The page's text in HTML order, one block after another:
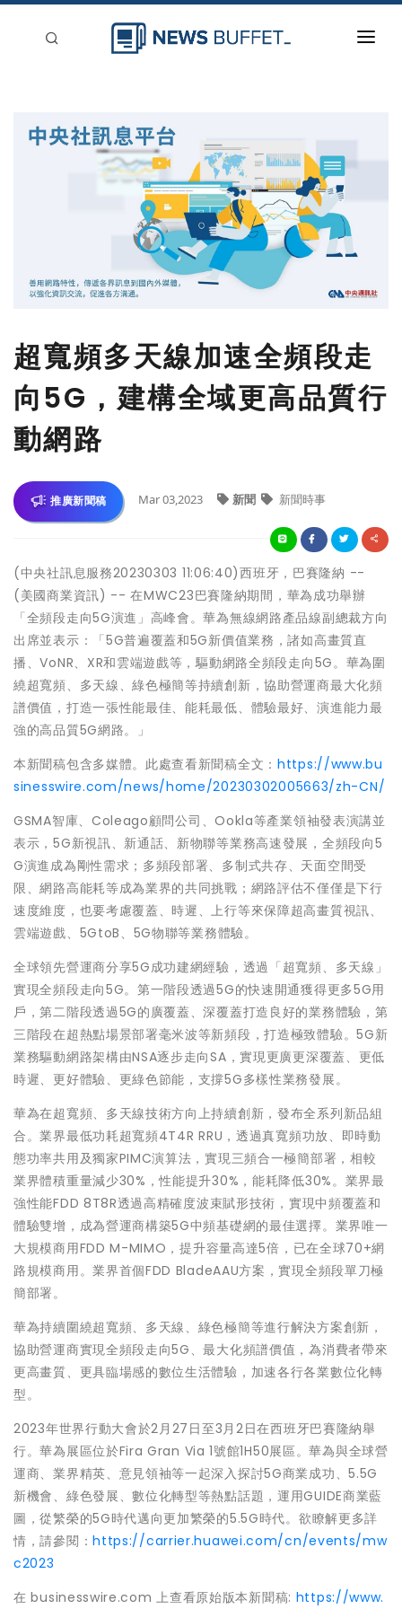
超寬頻多天線加速全頻段走
向5G，建構全域更高品質行
動網路
推廣新聞稿 Mar 03,2023 新聞 新聞時事
(中央社訊息服務20230303 11:06:40)西班牙，巴賽隆納 --
(美國商業資訊) -- 在MWC23巴賽隆納期間，華為成功舉辦
「全頻段走向5G演進」高峰會。華為無線網路產品線副總裁方向
出席並表示：「5G普遍覆蓋和5G新價值業務，諸如高畫質直
播、VoNR、XR和雲端遊戲等，驅動網路全頻段走向5G。華為圍
繞超寬頻、多天線、綠色極簡等持續創新，協助營運商最大化頻
譜價值，打造一張性能最佳、能耗最低、體驗最好、演進能力最
強的高品質5G網路。」
本新聞稿包含多媒體。此處查看新聞稿全文： https://www.bu
sinesswire.com/news/home/20230302005663/zh-CN/
GSMA智庫、Coleago顧問公司、Ookla等產業領袖發表演講並
表示，5G新視訊、新通話、新物聯等業務高速發展，全頻段向5
G演進成為剛性需求；多頻段部署、多制式共存、天面空間受
限、網路高能耗等成為業界的共同挑戰；網路評估不僅僅是下行
速度維度，也要考慮覆蓋、時遲、上行等來保障超高畫質視訊、
雲端遊戲、5GtoB、5G物聯等業務體驗。
全球領先營運商分享5G成功建網經驗，透過「超寬頻、多天線」
實現全頻段走向5G。第一階段透過5G的快速開通獲得更多5G用
戶，第二階段透過5G的廣覆蓋、深覆蓋打造良好的業務體驗，第
三階段在超熱點場景部署毫米波等新頻段，打造極致體驗。5G新
業務驅動網路架構由NSA逐步走向SA，實現更廣更深覆蓋、更低
時遲、更好體驗、更綠色節能，支撐5G多樣性業務發展。
華為在超寬頻、多天線技術方向上持續創新，發布全系列新品組
合。業界最低功耗超寬頻4T4R RRU，透過真寬頻功放、即時動
態功率共用及獨家PIMC演算法，實現三頻合一極簡部署，相較
業界體積重量減少30%，性能提升30%，能耗降低30%。業界最
強性能FDD 8T8R透過高精確度波束賦形技術，實現中頻覆蓋和
體驗雙增，成為營運商構築5G中頻基礎網的最佳選擇。業界唯一
大規模商用FDD M-MIMO，提升容量高達5倍，已在全球70+網
路規模商用。業界首個FDD BladeAAU方案，實現全頻段單刀極
簡部署。
華為持續圍繞超寬頻、多天線、綠色極簡等進行解決方案創新，
協助營運商實現全頻段走向5G、最大化頻譜價值，為消費者帶來
更高畫質、更具臨場感的數位生活體驗，加速各行各業數位化轉
型。
2023年世界行動大會於2月27日至3月2日在西班牙巴賽隆納舉
行。華為展區位於Fira Gran Via 1號館1H50展區。華為與全球營
運商、業界精英、意見領袖等一起深入探討5G商業成功、5.5G
新機會、綠色發展、數位化轉型等熱點話題，運用GUIDE商業藍
圖，從繁榮的5G時代邁向更加繁榮的5.5G時代。欲瞭解更多詳
情，請參閱：https://carrier.huawei.com/cn/events/mw
c2023
在 businesswire.com 上查看原始版本新聞稿: https://www.